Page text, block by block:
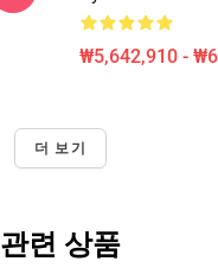
₩5,642,910 -
더 보기
관련 상품